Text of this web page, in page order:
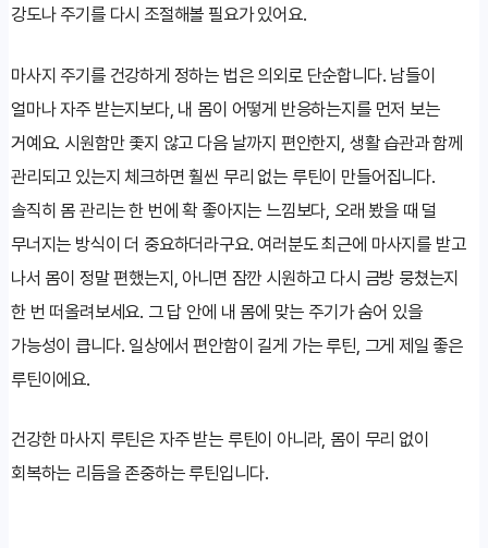
강도나 주기를 다시 조절해볼 필요가 있어요.
마사지 주기를 건강하게 정하는 법은 의외로 단순합니다. 남들이
얼마나 자주 받는지보다, 내 몸이 어떻게 반응하는지를 먼저 보는
거예요. 시원함만 좇지 않고 다음 날까지 편안한지, 생활 습관과 함께
관리되고 있는지 체크하면 훨씬 무리 없는 루틴이 만들어집니다.
솔직히 몸 관리는 한 번에 확 좋아지는 느낌보다, 오래 봤을 때 덜
무너지는 방식이 더 중요하더라구요. 여러분도 최근에 마사지를 받고
나서 몸이 정말 편했는지, 아니면 잠깐 시원하고 다시 금방 뭉쳤는지
한 번 떠올려보세요. 그 답 안에 내 몸에 맞는 주기가 숨어 있을
가능성이 큽니다. 일상에서 편안함이 길게 가는 루틴, 그게 제일 좋은
루틴이에요.
건강한 마사지 루틴은 자주 받는 루틴이 아니라, 몸이 무리 없이
회복하는 리듬을 존중하는 루틴입니다.